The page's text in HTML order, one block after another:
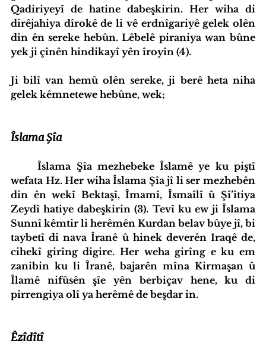
Qadiriyeyî de hatine dabeşkirin. Her wiha di
dirêjahiya dîrokê de li vê erdnîgariyê gelek olên
din ên sereke hebûn. Lêbelê piraniya wan bûne
yek ji çînên hindikayî yên îroyîn (4).
Ji bilî van hemû olên sereke, ji berê heta niha
gelek kêmnetewe hebûne, wek;
Îslama Şîa
Îslama Şîa mezhebeke Îslamê ye ku piştî
wefata Hz. Her wiha Îslama Şîa jî li ser mezhebên
din ên wekî Bektaşî, Îmamî, Îsmaîlî û Şî’îtiya
Zeydî hatiye dabeşkirin (3). Tevî ku ew ji Îslama
Sunnî kêmtir li herêmên Kurdan belav bûye jî, bi
taybetî di nava Îranê û hinek deverên Iraqê de,
cihekî girîng digire. Her weha girîng e ku em
zanibin ku li Îranê, bajarên mîna Kirmaşan û
Îlamê nifûsên şîe yên berbiçav hene, ku di
pirrengiya olî ya herêmê de beşdar in.
Êzîdîtî